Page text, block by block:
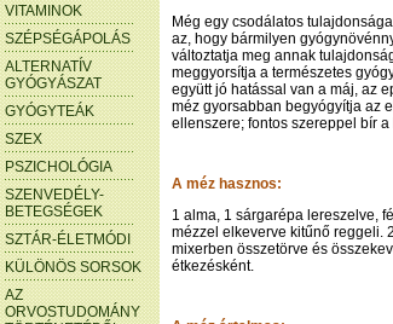
VITAMINOK
SZÉPSÉGÁPOLÁS
ALTERNATÍV
GYÓGYÁSZAT
GYÓGYTEÁK
SZEX
PSZICHOLÓGIA
SZENVEDÉLY-
BETEGSÉGEK
SZTÁR-ÉLETMÓDI
KÜLÖNÖS SORSOK
AZ
ORVOSTUDOMÁNY
Még egy csodálatos
az, hogy bármilyen
változtatja meg annak
meggyorsítja a természetes
együtt jó hatással van a máj, az
méz gyorsabban begyógyítja az
ellenszere; fontos szereppel bír
A méz hasznos:
1 alma, 1 sárgarépa lereszelve,
mézzel elkeverve kitűnő reggeli.
mixerben összetörve és
étkezésként.